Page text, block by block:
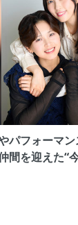
パフォーマ
を迎えた“